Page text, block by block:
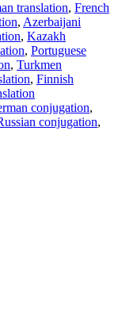
translation, French
, Azerbaijani
, Kazakh
, Portuguese
, Turkmen
, Finnish
conjugation,
conjugation,